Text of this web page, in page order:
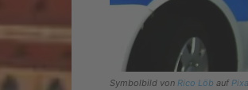
Symbolbild von Rico Löb auf